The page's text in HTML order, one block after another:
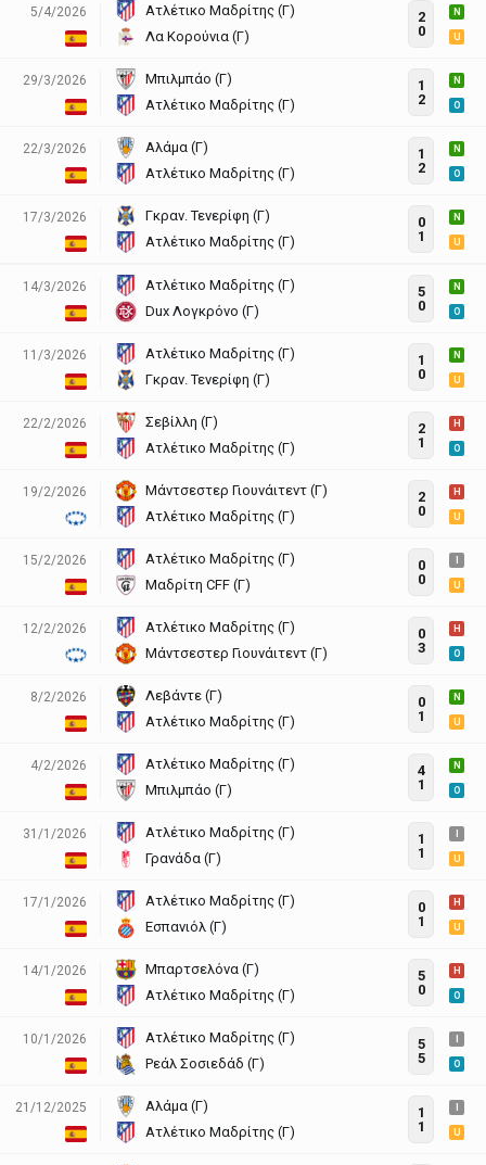
5/4/2026
Ατλέτικο Μαδρίτης (Γ)
Λα Κορούνια (Γ)
2
0
N
U
29/3/2026
Μπιλμπάο (Γ)
Ατλέτικο Μαδρίτης (Γ)
1
2
N
O
22/3/2026
Αλάμα (Γ)
Ατλέτικο Μαδρίτης (Γ)
1
2
N
O
17/3/2026
Γκραν. Τενερίφη (Γ)
Ατλέτικο Μαδρίτης (Γ)
0
1
N
U
14/3/2026
Ατλέτικο Μαδρίτης (Γ)
Dux Λογκρόνο (Γ)
5
0
N
O
11/3/2026
Ατλέτικο Μαδρίτης (Γ)
Γκραν. Τενερίφη (Γ)
1
0
N
U
22/2/2026
Σεβίλλη (Γ)
Ατλέτικο Μαδρίτης (Γ)
2
1
H
O
19/2/2026
Μάντσεστερ Γιουνάιτεντ (Γ)
Ατλέτικο Μαδρίτης (Γ)
2
0
H
U
15/2/2026
Ατλέτικο Μαδρίτης (Γ)
Μαδρίτη CFF (Γ)
0
0
U
12/2/2026
Ατλέτικο Μαδρίτης (Γ)
Μάντσεστερ Γιουνάιτεντ (Γ)
0
3
H
O
8/2/2026
Λεβάντε (Γ)
Ατλέτικο Μαδρίτης (Γ)
0
1
N
U
4/2/2026
Ατλέτικο Μαδρίτης (Γ)
Μπιλμπάο (Γ)
4
1
N
O
31/1/2026
Ατλέτικο Μαδρίτης (Γ)
Γρανάδα (Γ)
1
1
U
17/1/2026
Ατλέτικο Μαδρίτης (Γ)
Εσπανιόλ (Γ)
0
1
H
U
14/1/2026
Μπαρτσελόνα (Γ)
Ατλέτικο Μαδρίτης (Γ)
5
0
H
O
10/1/2026
Ατλέτικο Μαδρίτης (Γ)
Ρεάλ Σοσιεδάδ (Γ)
5
5
O
21/12/2025
Αλάμα (Γ)
Ατλέτικο Μαδρίτης (Γ)
1
1
U